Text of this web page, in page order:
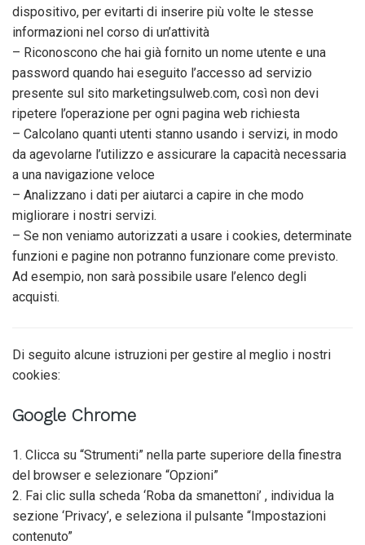
dispositivo, per evitarti di inserire più volte le stesse
informazioni nel corso di un’attività
– Riconoscono che hai già fornito un nome utente e una
password quando hai eseguito l’accesso ad servizio
presente sul sito marketingsulweb.com, così non devi
ripetere l’operazione per ogni pagina web richiesta
– Calcolano quanti utenti stanno usando i servizi, in modo
da agevolarne l’utilizzo e assicurare la capacità necessaria
a una navigazione veloce
– Analizzano i dati per aiutarci a capire in che modo
migliorare i nostri servizi.
– Se non veniamo autorizzati a usare i cookies, determinate
funzioni e pagine non potranno funzionare come previsto.
Ad esempio, non sarà possibile usare l’elenco degli
acquisti.
Di seguito alcune istruzioni per gestire al meglio i nostri
cookies:
Google Chrome
1. Clicca su “Strumenti” nella parte superiore della finestra
del browser e selezionare “Opzioni”
2. Fai clic sulla scheda ‘Roba da smanettoni’ , individua la
sezione ‘Privacy’, e seleziona il pulsante “Impostazioni
contenuto”